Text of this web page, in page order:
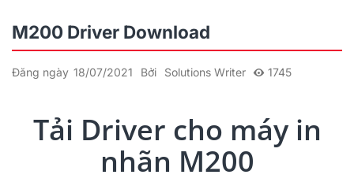
M200 Driver Download
Đăng ngày 18/07/2021 Bởi Solutions Writer 1745
Tải Driver cho máy in
nhãn M200